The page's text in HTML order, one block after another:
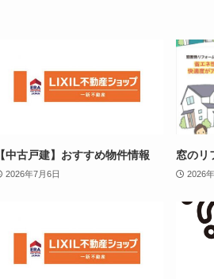
【中古戸建】おすすめ物件情報
2026年7月6日
窓のリ
2026